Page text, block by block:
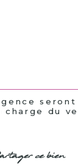
seront
du
ce bien